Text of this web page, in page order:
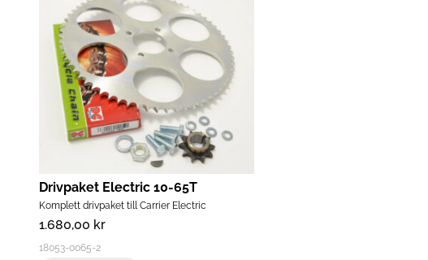
18053-0065-2
Drivpaket Electric 10-65T
1.680,00 kr
Komplett drivpaket till Carrier Electric